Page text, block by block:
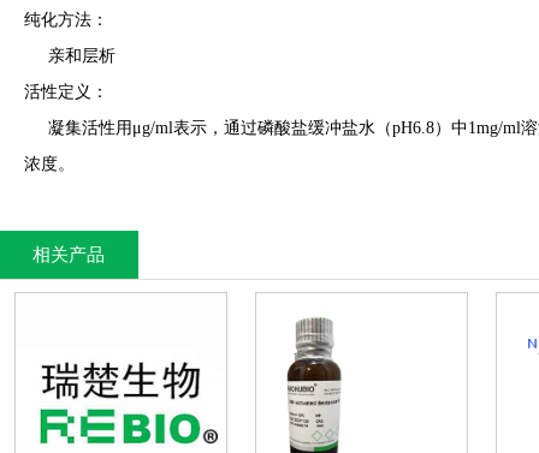
纯化方法：
亲和层析
活性定义：
凝集活性用μg/ml表示，通过磷酸盐缓冲盐水（pH6.8）中1mg/ml
浓度。
相关产品